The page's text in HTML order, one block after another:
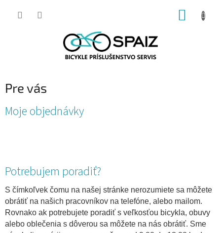
Pre vás
V
l
á
n
k
o
v
Moje objednávky
Potrebujem poradiť?
S čímkoľvek čomu na našej stránke nerozumiete sa môžete
obrátiť na našich pracovníkov na telefóne, alebo mailom.
Rovnako ak potrebujete poradiť s veľkosťou bicykla, obuvy
alebo oblečenia s dôverou sa môžete na nás obrátiť. Sme